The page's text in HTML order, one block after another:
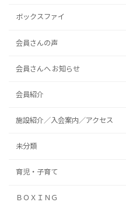
ボックスファイ
会員さんの声
会員さんへ お知らせ
会員紹介
施設紹介／入会案内／アクセス
未分類
育児・子育て
ＢＯＸＩＮＧ